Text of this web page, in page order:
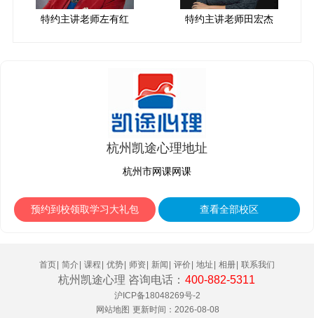
特约主讲老师左有红 特约主讲老师田宏杰
杭州凯途心理地址
杭州市网课网课
预约到校领取学习大礼包 查看全部校区
首页 简介 课程 优势 师资 新闻 评价 地址 相册 联系我们
杭州凯途心理 咨询电话： 400-882-5311
沪ICP备18048269号-2
网站地图 更新时间：2026-08-08